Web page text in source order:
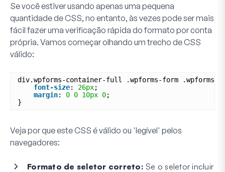
Se você estiver usando apenas uma pequena
quantidade de CSS, no entanto, às vezes pode ser mais
fácil fazer uma verificação rápida do formato por conta
própria. Vamos começar olhando um trecho de CSS
válido:
div.wpforms-container-full .wpforms-form
font-size: 26px;
margin: 0 0 10px 0;
}
Veja por que este CSS é válido ou 'legível' pelos
navegadores:
Formato de seletor correto: Se o seletor incluir